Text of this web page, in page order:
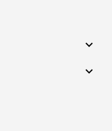
expand_more
expand_more